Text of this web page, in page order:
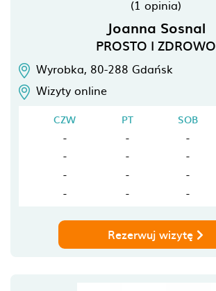
(1 opinia)
Joanna Sosnal
PROSTO I ZDROWO
Wyrobka, 80-288 Gdańsk
Wizyty online
CZW PT SOB
-
- -
-
- -
-
- -
-
- -
Rezerwuj wizytę